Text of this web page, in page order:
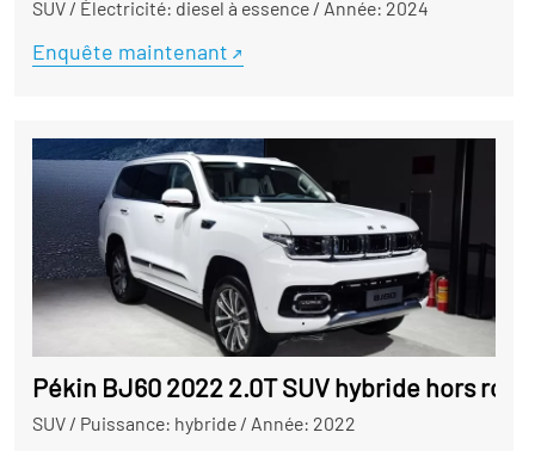
SUV/ Électricité: diesel à essence/ Année: 2024
Enquête maintenant
Pékin BJ60 2022 2.0T SUV hybride hors
SUV/ Puissance: hybride/ Année: 2022